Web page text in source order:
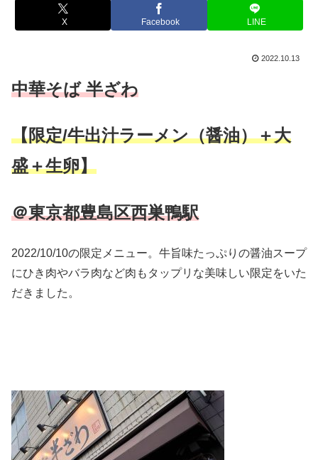
X Facebook LINE
2022.10.13
中華そば 半ざわ
【限定/牛出汁ラーメン（醤油）＋大
盛＋生卵】
＠東京都豊島区西巣鴨駅
2022/10/10の限定メニュー。牛旨味たっぷりの醤油スープ
にひき肉やバラ肉など肉もタップリな美味しい限定をいた
だきました。